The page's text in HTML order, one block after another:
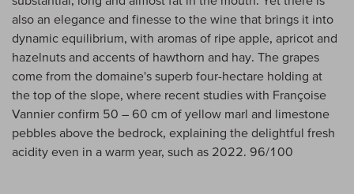
also an elegance and finesse to the wine that brings it into
dynamic equilibrium, with aromas of ripe apple, apricot and
hazelnuts and accents of hawthorn and hay. The grapes
come from the domaine's superb four-hectare holding at
the top of the slope, where recent studies with Françoise
Vannier confirm 50 – 60 cm of yellow marl and limestone
pebbles above the bedrock, explaining the delightful fresh
acidity even in a warm year, such as 2022. 96/100